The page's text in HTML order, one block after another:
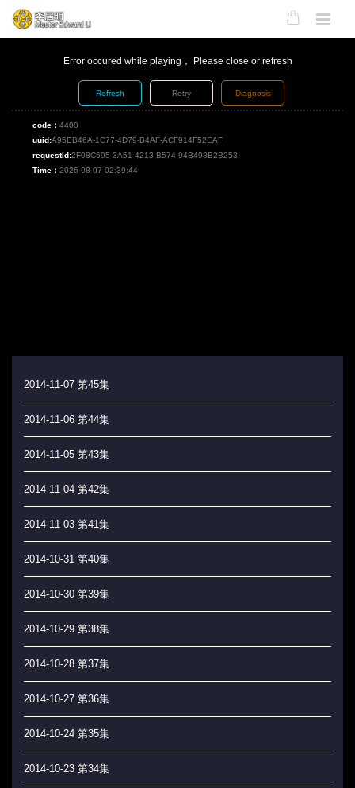
Error occured while playing， Please close or refresh
Refresh Retry Diagnosis
code： 4400
uuid:A95EB46A-1C77-4D79-B4AF-ACF914F52EAF
requestId:2F08C695-3A51-4213-B574-94B498B2B253
Time： 2026-08-07 02:39:44
2014-11-07 第45集
2014-11-06 第44集
2014-11-05 第43集
2014-11-04 第42集
2014-11-03 第41集
2014-10-31 第40集
2014-10-30 第39集
2014-10-29 第38集
2014-10-28 第37集
2014-10-27 第36集
2014-10-24 第35集
2014-10-23 第34集